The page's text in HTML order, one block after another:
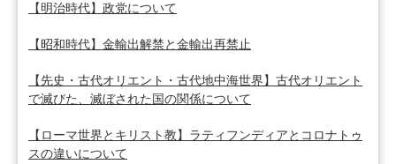
【明治時代】政党について
【昭和時代】金輸出解禁と金輸出再禁止
【先史・古代オリエント・古代地中海世界】古代オリエント
で滅びた、滅ぼされた国の関係について
【ローマ世界とキリスト教】ラティフンディアとコロナトゥ
スの違いについて